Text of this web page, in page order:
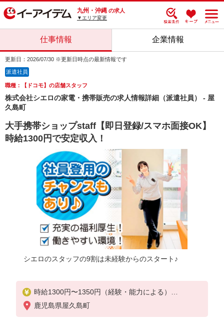
九州・沖縄 の求人
▼エリア変更
仕事情報 企業情報
更新日：2026/07/30 ※更新日時点の最新情報です
派遣社員
職種：【ドコモ】の店舗スタッフ
株式会社シエロの家電・携帯販売の求人情報詳細（派遣社員） - 屋
久島町
大手携帯ショップstaff【即日登録/スマホ面接OK】
時給1300円で安定収入！
シエロのスタッフの9割は未経験からのスタート♪
時給1300円〜1350円（経験・能力による）
※残業代支給
★交通費別途支給（規定あり）
鹿児島県屋久島町